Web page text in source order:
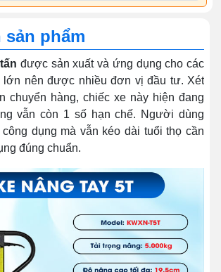
phẩm
được sản xuất và ứng dụng cho các
lớn nên được nhiều đơn vị đầu tư. Xét
chuyển hàng, chiếc xe này hiện đang
vẫn còn 1 số hạn chế. Người dùng
dụng mà vẫn kéo dài tuổi thọ cần
đúng chuẩn.